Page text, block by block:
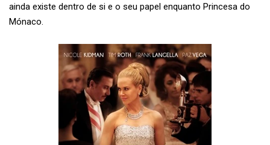
ainda existe dentro de si e o seu papel enquanto Princesa do
Mónaco.